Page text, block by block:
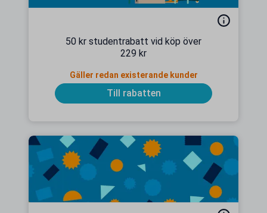
50 kr studentrabatt vid köp över
229 kr
Gäller redan existerande kunder
Till rabatten